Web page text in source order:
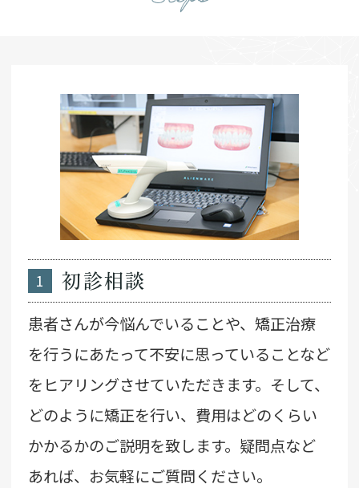
1 初診相談
患者さんが今悩んでいることや、矯正治療
を行うにあたって不安に思っていることなど
をヒアリングさせていただきます。そして、
どのように矯正を行い、費用はどのくらい
かかるかのご説明を致します。疑問点など
あれば、お気軽にご質問ください。